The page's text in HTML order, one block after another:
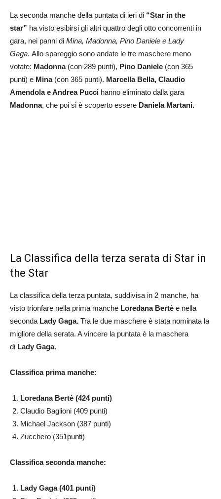
La seconda manche della puntata di ieri di “Star in the
star” ha visto esibirsi gli altri quattro degli otto concorrenti in
gara, nei panni di Mina, Madonna, Pino Daniele e Lady
Gaga. Allo spareggio sono andate le tre maschere meno
votate: Madonna (con 289 punti), Pino Daniele (con 365
punti) e Mina(con 365 punti). Marcella Bella, Claudio
Amendola e Andrea Pucci hanno eliminato dalla gara
Madonna, che poi si è scoperto essere Daniela Martani.
La Classifica della terza serata di Star in
the Star
La classifica della terza puntata, suddivisa in 2 manche, ha
visto trionfare nella prima manche Loredana Bertè e nella
seconda Lady Gaga. Tra le due maschere è stata nominata la
migliore della serata. A vincere la puntata è la maschera
di Lady Gaga.
Classifica prima manche:
Loredana Bertè (424 punti)
Claudio Baglioni (409 punti)
Michael Jackson (387 punti)
Zucchero (351punti)
Classifica seconda manche:
Lady Gaga (401 punti)